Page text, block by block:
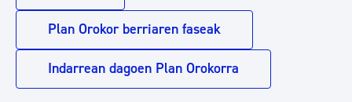
Plan Orokor berriaren faseak
Indarrean dagoen Plan Orokorra